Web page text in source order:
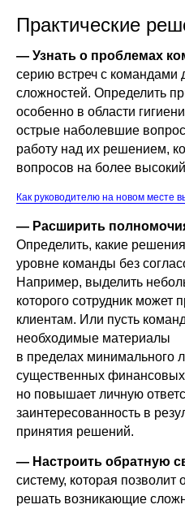
Практические
— Узнать о проблемах
серию встреч с командами
сложностей. Определить
особенно в области
острые наболевшие
работу над их решением,
вопросов на более
Как руководителю на новом месте
— Расширить
Определить, какие
уровне команды без
Например, выделить
которого сотрудник может
клиентам. Или пусть
необходимые материалы
в пределах минимального
существенных
но повышает личную
заинтересованность в
принятия решений.
— Настроить обратную
систему, которая
решать возникающие